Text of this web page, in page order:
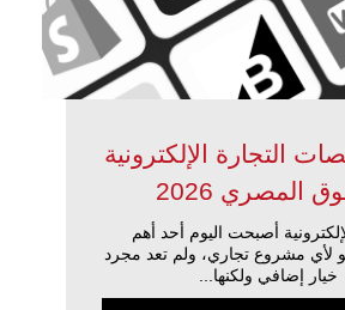
التجارة الإلكترونية
المصري 2026
أصبحت اليوم أحد أهم
لأي مشروع تجاري، ولم تعد مجرد
خيار إضافي ولكنها...